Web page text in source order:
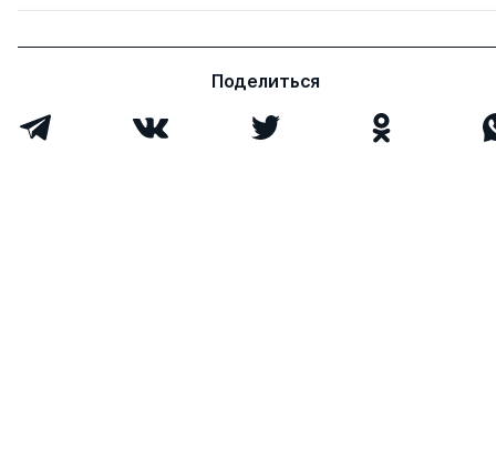
Поделиться